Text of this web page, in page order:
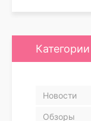
Категории
Новости
Обзоры